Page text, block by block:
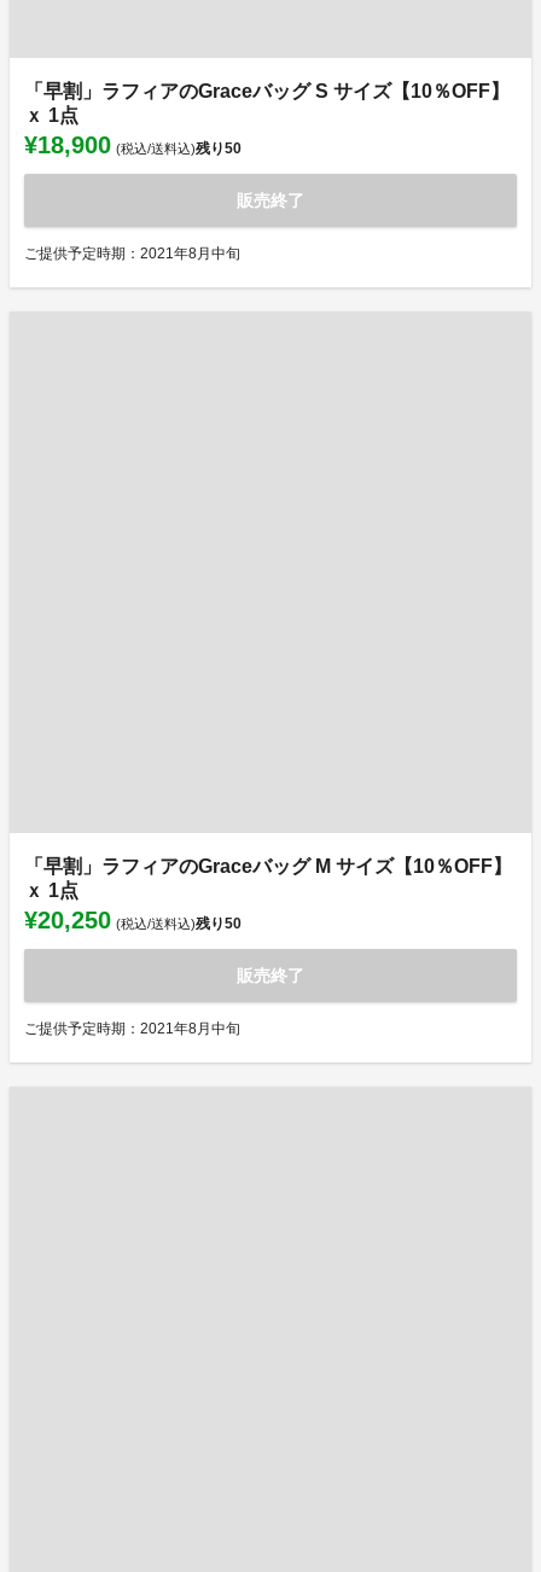
「早割」ラフィアのGraceバッグ S サイズ【10％OFF】
ｘ 1点
¥18,900 (税込/送料込)残り50
販売終了
ご提供予定時期：2021年8月中旬
「早割」ラフィアのGraceバッグ M サイズ【10％OFF】
ｘ 1点
¥20,250 (税込/送料込)残り50
販売終了
ご提供予定時期：2021年8月中旬